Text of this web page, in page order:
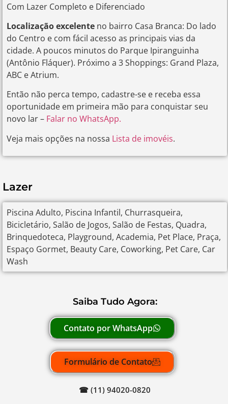
Com Lazer Completo e Diferenciado
Localização excelente no bairro Casa Branca: Do lado
do Centro e com fácil acesso as principais vias da
cidade. A poucos minutos do Parque Ipiranguinha
(Antônio Fláquer). Próximo a 3 Shoppings: Grand Plaza,
ABC e Atrium.
Então não perca tempo, cadastre-se e receba essa
oportunidade em primeira mão para conquistar seu
novo lar – Falar no WhatsApp.
Veja mais opções na nossa Lista de imovéis.
Lazer
Piscina Adulto, Piscina Infantil, Churrasqueira,
Bicicletário, Salão de Jogos, Salão de Festas, Quadra,
Brinquedoteca, Playground, Academia, Pet Place, Praça,
Espaço Gormet, Beauty Care, Coworking, Pet Care, Car
Wash
Saiba Tudo Agora:
Contato por WhatsApp
Formulário de Contato
☎ (11) 94020-0820